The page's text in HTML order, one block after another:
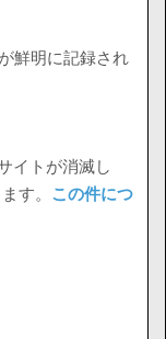
鮮明に記録され
イトが消滅し
す。 この件につ